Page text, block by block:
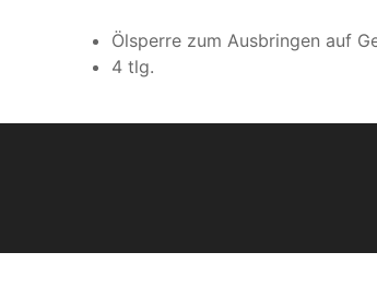
Ölsperre zum Ausbringen auf
4 tlg.